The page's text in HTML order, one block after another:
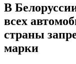
В
всех
страны
марки